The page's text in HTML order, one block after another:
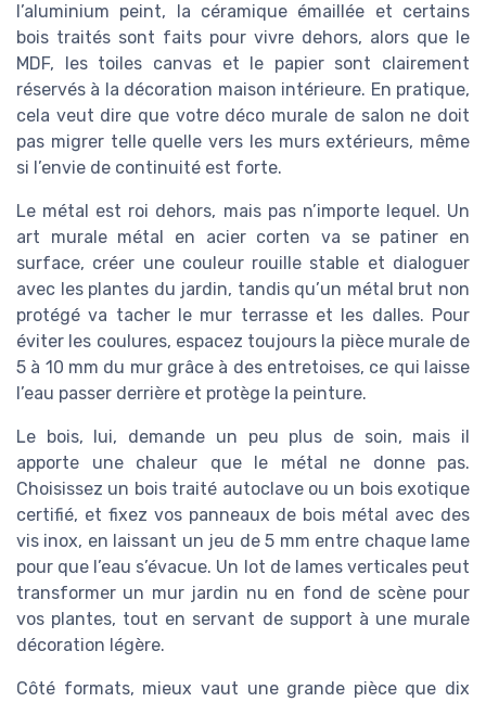
l’aluminium peint, la céramique émaillée et certains
bois traités sont faits pour vivre dehors, alors que le
MDF, les toiles canvas et le papier sont clairement
réservés à la décoration maison intérieure. En pratique,
cela veut dire que votre déco murale de salon ne doit
pas migrer telle quelle vers les murs extérieurs, même
si l’envie de continuité est forte.
Le métal est roi dehors, mais pas n’importe lequel. Un
art murale métal en acier corten va se patiner en
surface, créer une couleur rouille stable et dialoguer
avec les plantes du jardin, tandis qu’un métal brut non
protégé va tacher le mur terrasse et les dalles. Pour
éviter les coulures, espacez toujours la pièce murale de
5 à 10 mm du mur grâce à des entretoises, ce qui laisse
l’eau passer derrière et protège la peinture.
Le bois, lui, demande un peu plus de soin, mais il
apporte une chaleur que le métal ne donne pas.
Choisissez un bois traité autoclave ou un bois exotique
certifié, et fixez vos panneaux de bois métal avec des
vis inox, en laissant un jeu de 5 mm entre chaque lame
pour que l’eau s’évacue. Un lot de lames verticales peut
transformer un mur jardin nu en fond de scène pour
vos plantes, tout en servant de support à une murale
décoration légère.
Côté formats, mieux vaut une grande pièce que dix